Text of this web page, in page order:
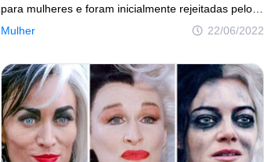
Mulher 22/06/2022
para mulheres e foram inicialmente rejeitadas pelo
público em geral. Já outras criações conquistaram
o coração das consumidoras, que queriam copiar